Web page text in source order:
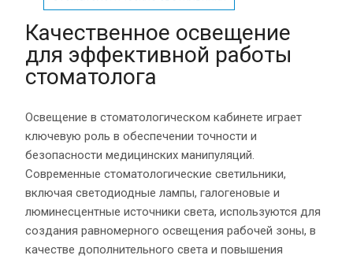
Качественное освещение
для эффективной работы
стоматолога
Освещение в стоматологическом кабинете играет
ключевую роль в обеспечении точности и
безопасности медицинских манипуляций.
Современные стоматологические светильники,
включая светодиодные лампы, галогеновые и
люминесцентные источники света, используются для
создания равномерного освещения рабочей зоны, в
качестве дополнительного света и повышения